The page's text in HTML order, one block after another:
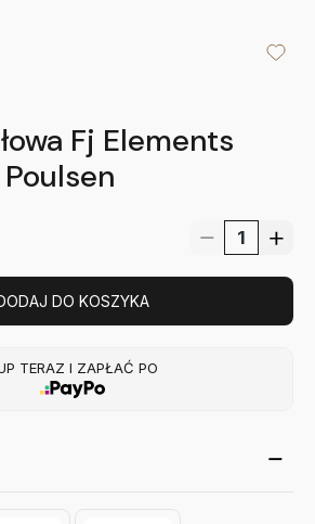
Fj Elements
DO KOSZYKA
TERAZ I ZAPŁAĆ PO